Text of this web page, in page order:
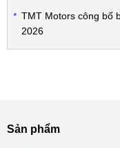
TMT Motors công bố
2026
Sản phẩm